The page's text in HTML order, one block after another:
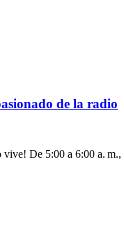
de la radio
De 5:00 a 6:00 a.